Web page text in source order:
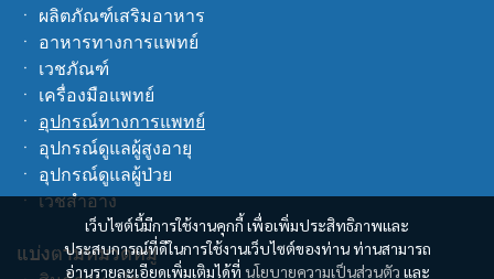
เว็บไซต์นี้มีการใช้งานคุกกี้ เพื่อเพิ่มประสิทธิภาพและ
ประสบการณ์ที่ดีในการใช้งานเว็บไซต์ของท่าน ท่านสามารถ
อ่านรายละเอียดเพิ่มเติมได้ที่ นโยบายความเป็นส่วนตัว และ
ㆍ ผลิตภัณฑ์เสริมอาหาร
ㆍ อาหารทางการแพทย์
ㆍ เวชภัณฑ์
ㆍ เครื่องมือแพทย์
ㆍ อุปกรณ์ทางการแพทย์
ㆍ อุปกรณ์ดูแลผู้สูงอายุ
ㆍ อุปกรณ์ดูแลผู้ป่วย
ㆍเวชสำอาง
แบ่งตามหมวดหมู่